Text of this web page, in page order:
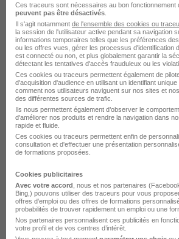
Levallois-Perret - 92
19,36 - 24,20 € / heure
1 mois
Voir l’offre
Consultant Senior en Sécurité
Offensive - Auditeur
Devoteam France
Levallois-Perret - 92 CDI
Ces traceurs sont nécessaires au bon fonctionnement
peuvent pas être désactivés
Il s'agit notamment de l'ensemble des cookies ou
la session de l'utilisateur active pendant sa navigation
informations temporaires telles que les préférences
ou les offres vues, gérer les processus d'identification
est connecté ou non, et plus globalement garantir la
détectant les tentatives d'accès frauduleux ou les
Ces cookies ou traceurs permettent également de
d'acquisition d'audience en utilisant un identifiant
comment nos utilisateurs naviguent sur nos sites et
des différentes sources de trafic.
Ils nous permettent également d’observer le
d'améliorer nos produits et rendre la navigation dans
rapide et fluide.
Ces cookies ou traceurs permettent enfin de
consultation et d'effectuer une présentation
de formations proposées.
Cookies publicitaires
Avec votre accord , nous et nos partenaires
Bing,) pouvons utiliser des traceurs pour vous
offres d’emploi ou des offres de formations
probabilités de trouver rapidement un emploi ou une
Nos partenaires personnalisent ces publicités en
votre profil et de vos centres d’intérêt.